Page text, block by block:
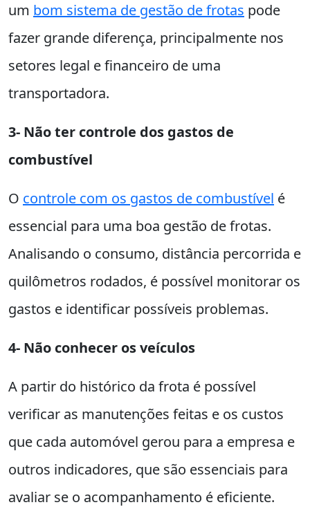
um bom sistema de gestão de frotas pode
fazer grande diferença, principalmente nos
setores legal e financeiro de uma
transportadora.
3- Não ter controle dos gastos de
combustível
O controle com os gastos de combustível é
essencial para uma boa gestão de frotas.
Analisando o consumo, distância percorrida e
quilômetros rodados, é possível monitorar os
gastos e identificar possíveis problemas.
4- Não conhecer os veículos
A partir do histórico da frota é possível
verificar as manutenções feitas e os custos
que cada automóvel gerou para a empresa e
outros indicadores, que são essenciais para
avaliar se o acompanhamento é eficiente.